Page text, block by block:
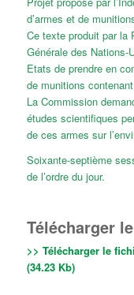
d’armes et de
Ce texte produit par la
Générale des Nations-
Etats de prendre en
de munitions
La Commission
études scientifiques
de ces armes sur
Soixante-septième
de l’ordre du jour.
Télécharger
>> Télécharger le
(34.23 Kb)